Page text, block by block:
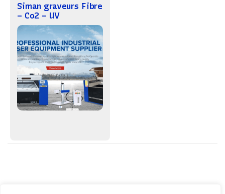
Siman graveurs Fibre
– Co2 – UV